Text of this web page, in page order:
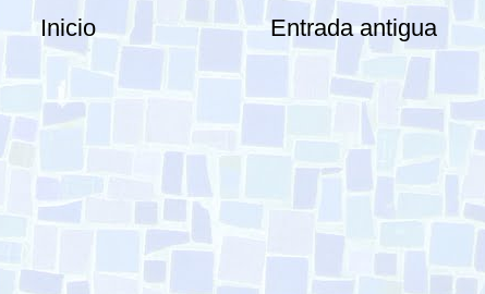
Entrada antigua
Inicio